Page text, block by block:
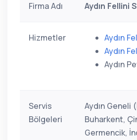
Firma Adı Aydın Fellini
Hizmetler
Aydın
Aydın
Aydın
Servis
Bölgeleri
Aydın Geneli
Buharkent,
Germencik,